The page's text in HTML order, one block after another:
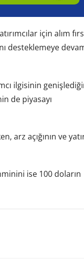
için alım
desteklemeye
ilgisinin
de piyasayı
arz açığının ve
ise 100 doların